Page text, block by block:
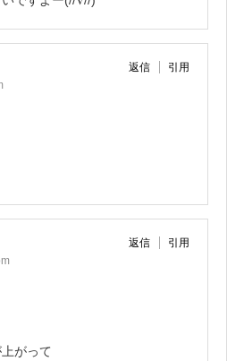
返信 引用
返信 引用
がって